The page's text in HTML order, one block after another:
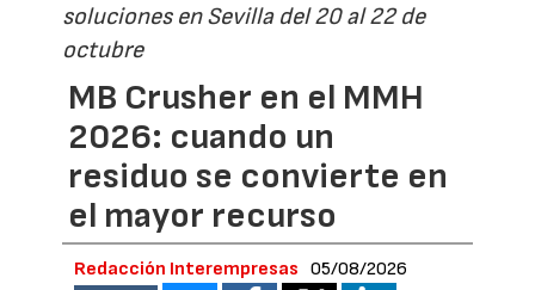
soluciones en Sevilla del 20 al 22 de
octubre
MB Crusher en el MMH
2026: cuando un
residuo se convierte en
el mayor recurso
Redacción Interempresas 05/08/2026